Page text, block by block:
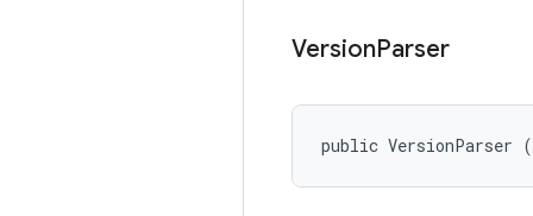
VersionParser
public VersionParser